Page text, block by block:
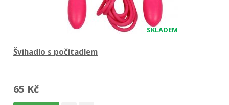
SKLADEM
Švihadlo s počítadlem
65 Kč